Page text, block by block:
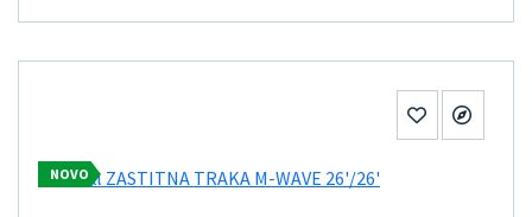
NOVO